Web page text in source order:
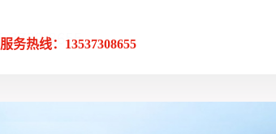
服务热线：13537308655